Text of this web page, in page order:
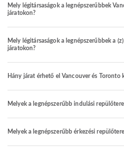
Mely légitársaságok a legnépszerűbbek
járatokon?
Mely légitársaságok a legnépszerűbbek a
járatokon?
Hány járat érhető el Vancouver és Toronto
Melyek a legnépszerűbb indulási
Melyek a legnépszerűbb érkezési